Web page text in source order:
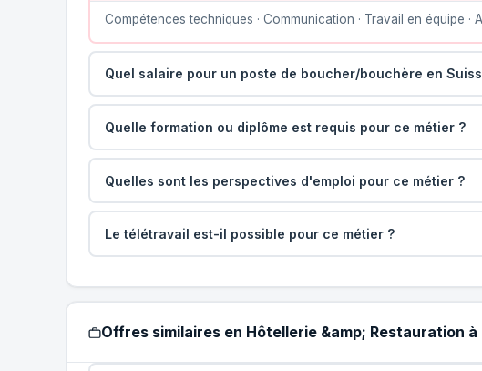
Compétences techniques · Communication · Travail en équipe ·
Quel salaire pour un poste de boucher/bouchère en
Quelle formation ou diplôme est requis pour ce métier ?
Quelles sont les perspectives d'emploi pour ce métier ?
Le télétravail est-il possible pour ce métier ?
Offres similaires en Hôtellerie &amp; Restauration à